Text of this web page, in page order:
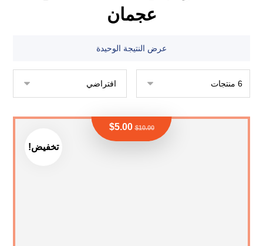
عجمان
عرض النتيجة الوحيدة
تخفيض!
$10.00
$5.00